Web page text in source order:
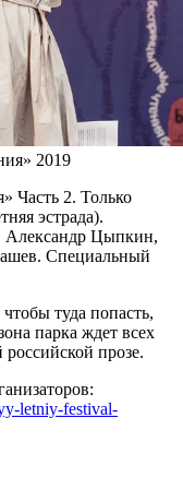
2019
Часть 2. Только
эстрада).
Александр Цыпкин,
Специальный
туда попасть,
парка ждет всех
прозе.
letniy-festival-